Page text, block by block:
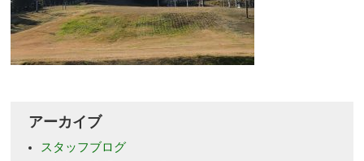
アーカイブ
スタッフブログ